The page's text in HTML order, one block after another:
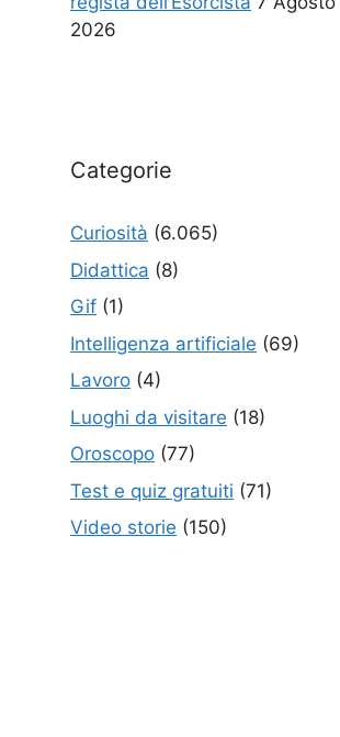
2026
Categorie
Curiosità (6.065)
Didattica (8)
Gif (1)
Intelligenza artificiale (69)
Lavoro (4)
Luoghi da visitare (18)
Oroscopo (77)
Test e quiz gratuiti (71)
Video storie (150)